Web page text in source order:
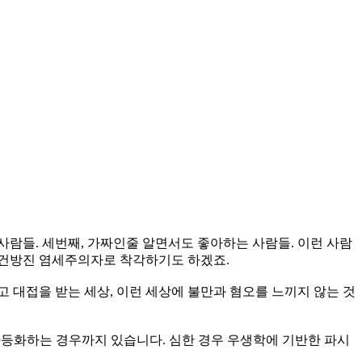
들. 세번째, 가짜인줄 알면서도 좋아하는 사람들. 이런 사람
방진 염세주의자로 착각하기도 하겠죠.
대접을 받는 세상, 이런 세상에 불만과 혐오를 느끼지 않는 것
화하는 경우까지 있습니다. 심한 경우 우생학에 기반한 파시